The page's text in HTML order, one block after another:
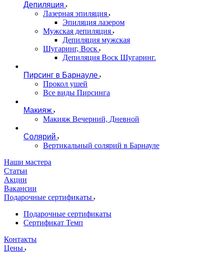
Депиляция
Лазерная эпиляция
Эпиляция лазером
Мужская депиляция
Депиляция мужская
Шугаринг, Воск
Депиляция Воск Шугаринг.
Пирсинг в Барнауле
Прокол ушей
Все виды Пирсинга
Макияж
Макияж Вечерний, Дневной
Солярий
Вертикальный солярий в Барнауле
Наши мастера
Статьи
Акции
Вакансии
Подарочные сертификаты
Подарочные сертификаты
Сертификат Темп
Контакты
Цены